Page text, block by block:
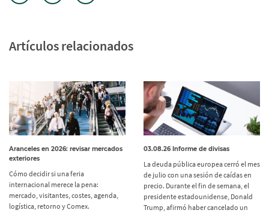
Artículos relacionados
Aranceles en 2026: revisar mercados
exteriores
Cómo decidir si una feria
internacional merece la pena:
mercado, visitantes, costes, agenda,
logística, retorno y Comex.
03.08.26 Informe de divisas
La deuda pública europea cerró el mes
de julio con una sesión de caídas en
precio. Durante el fin de semana, el
presidente estadounidense, Donald
Trump, afirmó haber cancelado un